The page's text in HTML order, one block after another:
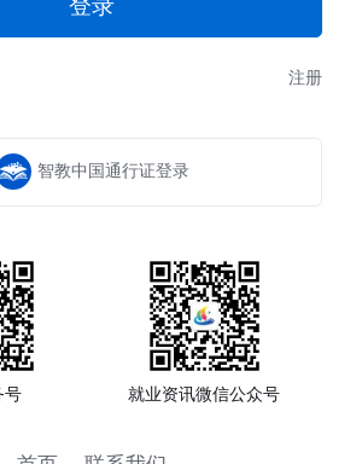
注册
智教中国通行证登录
号 就业资讯微信公众号